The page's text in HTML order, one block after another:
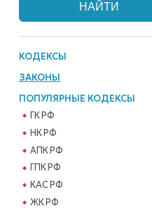
КОДЕКСЫ
ЗАКОНЫ
ПОПУЛЯРНЫЕ КОДЕКСЫ
ГК РФ
НК РФ
АПК РФ
ГПК РФ
КАС РФ
ЖК РФ